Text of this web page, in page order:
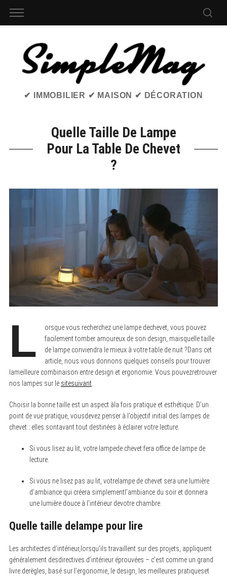
✔ IMMOBILIER ✔ MAISON ✔ DÉCORATION
Quelle Taille De Lampe
Pour La Table De Chevet
?
L
orsque vous recherchez une lampe dechevet, vous pouvez
facilement tomber amoureux de son design, maisquelle taille
de lampe conviendra le mieux à votre table de nuit ?Dans cet
article, nous vous donnons quelques conseils pour trouver
lameilleure combinaison entre design et ergonomie. Vous pouvezretrouver
nos lampes sur le sitesuivant.
Choisir la bonne taille est un aspect àla fois pratique et esthétique. D’un
point de vue pratique, vousdevez penser à l’objectif initial des lampes de
chevet : elles sontavant tout destinées à éclairer votre lecture.
Si vous lisez au lit, votre lampede chevet fera office de lampe de
lecture.
Si vous ne lisez pas au lit, votrelampe de chevet sera une lumière
d’ambiance qui créera simplementl’ambiance du soir et donnera
une lumière douce à l’intérieur devotre chambre.
Quelle taille delampe pour lire
Les architectes d’intérieur,lorsqu’ils travaillent sur des projets, appliquent
généralement desdirectives d’intérieur éprouvées – c’est comme un grand
livre derègles, basé sur l’ergonomie, le design, les meilleures pratiqueset